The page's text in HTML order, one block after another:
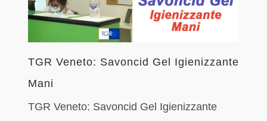
TGR Veneto: Savoncid Gel Igienizzante
Mani
TGR Veneto: Savoncid Gel Igienizzante